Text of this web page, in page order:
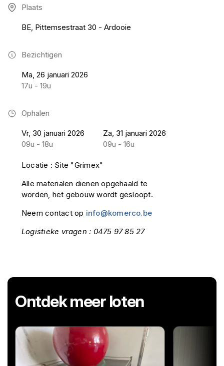
Plaats
BE, Pittemsestraat 30 - Ardooie
Bezichtigen
Ma, 26 januari 2026
17u - 19u
Ophalen
Vr, 30 januari 2026
09u - 18u
Za, 31 januari 2026
09u - 16u
Locatie : Site "Grimex"
Alle materialen dienen opgehaald te
worden, het gebouw wordt gesloopt.
Neem contact op info@komerco.be
Logistieke vragen : 0475 97 85 27
Ontdek meer loten